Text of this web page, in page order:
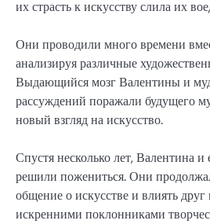
их страсть к искусству слила их
Они проводили много времени
анализируя различные
Выдающийся мозг Валентины и
рассуждений поражали будущего
новый взгляд на искусство.
Спустя несколько лет, Валентина
решили пожениться. Они
общение о искусстве и влиять друг
искренними поклонниками